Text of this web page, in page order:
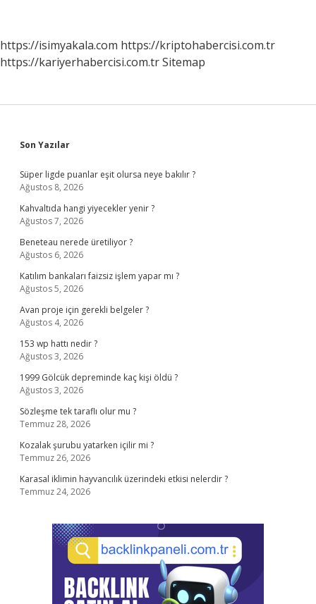
https://isimyakala.com https://kriptohabercisi.com.tr
https://kariyerhabercisi.com.trSitemap
Sidebar
Son Yazılar
Süper ligde puanlar eşit olursa neye bakılır ?
Ağustos 8, 2026
Kahvaltıda hangi yiyecekler yenir ?
Ağustos 7, 2026
Beneteau nerede üretiliyor ?
Ağustos 6, 2026
Katılım bankaları faizsiz işlem yapar mı ?
Ağustos 5, 2026
Avan proje için gerekli belgeler ?
Ağustos 4, 2026
153 wp hattı nedir ?
Ağustos 3, 2026
1999 Gölcük depreminde kaç kişi öldü ?
Ağustos 3, 2026
Sözleşme tek taraflı olur mu ?
Temmuz 28, 2026
Kozalak şurubu yatarken içilir mi ?
Temmuz 26, 2026
Karasal iklimin hayvancılık üzerindeki etkisi nelerdir ?
Temmuz 24, 2026